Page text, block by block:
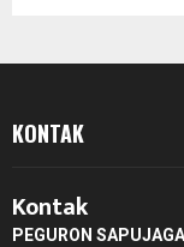
KONTAK
Kontak
PEGURON